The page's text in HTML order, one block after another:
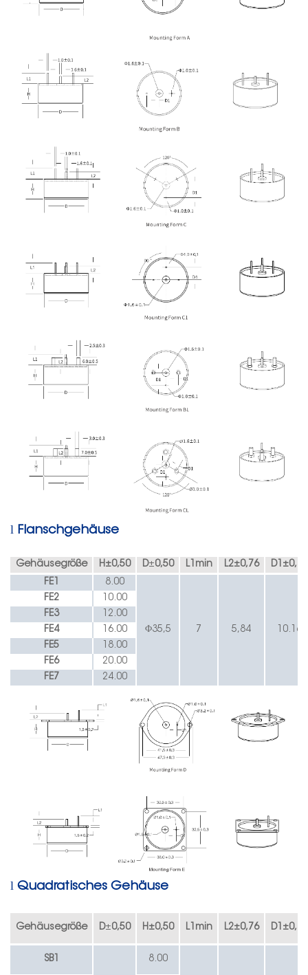
l Flanschgehäuse
Gehäusegröße H ±0,50 D±0,50 L1min L2±0,76 D1 ±0,38
FE1
8.00
Φ35,5 7 5,84 10.16
FE2
10.00
FE3
12.00
FE4
16.00
FE5
18.00
FE6
20.00
FE7
24.00
l Quadratisches Gehäuse
Gehäusegröße D±0,50 H±0,50 L1min L2±0,76 D1 ±0,38
SB1 8.00